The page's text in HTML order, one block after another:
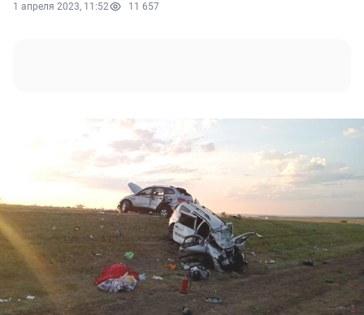
1 апреля 2023, 11:52 11 657